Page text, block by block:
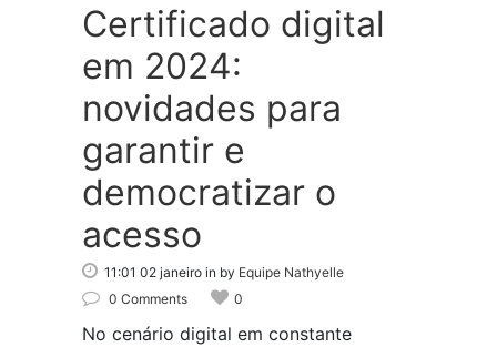
Certificado digital
em 2024:
novidades para
garantir e
democratizar o
acesso
11:01 02 janeiro in by Equipe Nathyelle
0 Comments
0
No cenário digital em constante